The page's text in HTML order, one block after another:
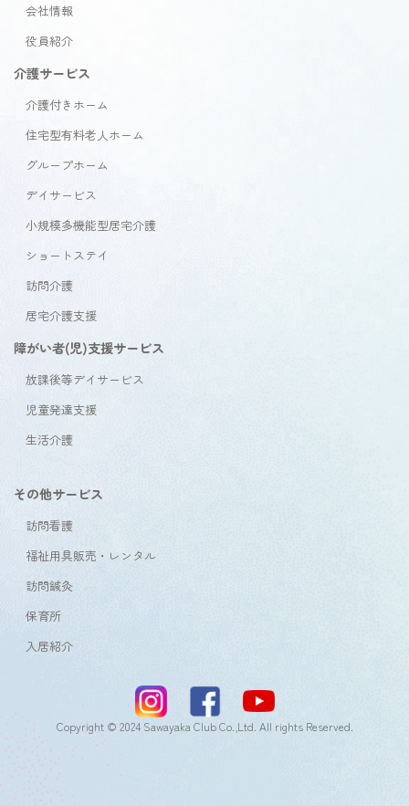
会社情報
役員紹介
介護サービス
介護付きホーム
住宅型有料老人ホーム
グループホーム
デイサービス
小規模多機能型居宅介護
ショートステイ
訪問介護
居宅介護支援
障がい者(児)支援サービス
放課後等デイサービス
児童発達支援
生活介護
その他サービス
訪問看護
福祉用具販売・レンタル
訪問鍼灸
保育所
入居紹介
Copyright © 2024 Sawayaka Club Co.,Ltd. All rights Reserved.